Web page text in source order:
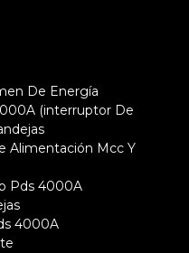
De Energía
(interruptor De
Alimentación Mcc Y
Pds 4000A
4000A